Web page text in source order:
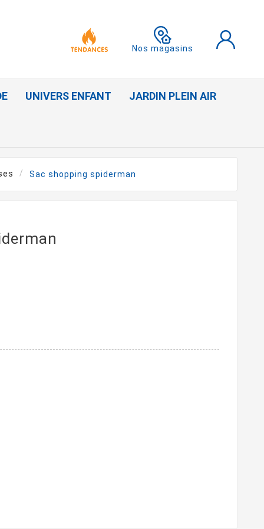
Nos magasins
UNIVERS ENFANT JARDIN PLEIN AIR
Sac shopping spiderman